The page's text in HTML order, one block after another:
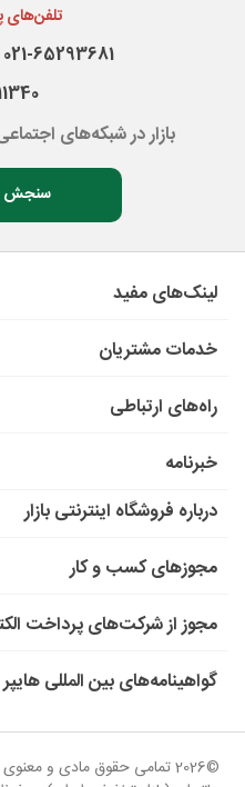
تلفن‌های
021-65293681
بازار در شبکه‌های
سنجش
لینک‌های مفید
خدمات مشتریان
راه‌های ارتباطی
خبرنامه
درباره‌ فروشگاه اینترنتی بازار
مجوزهای کسب و کار
مجوز از شرکت‌های پرداخت
گواهینامه‌های بین المللی هایپر
©2026 تمامی حقوق مادی و